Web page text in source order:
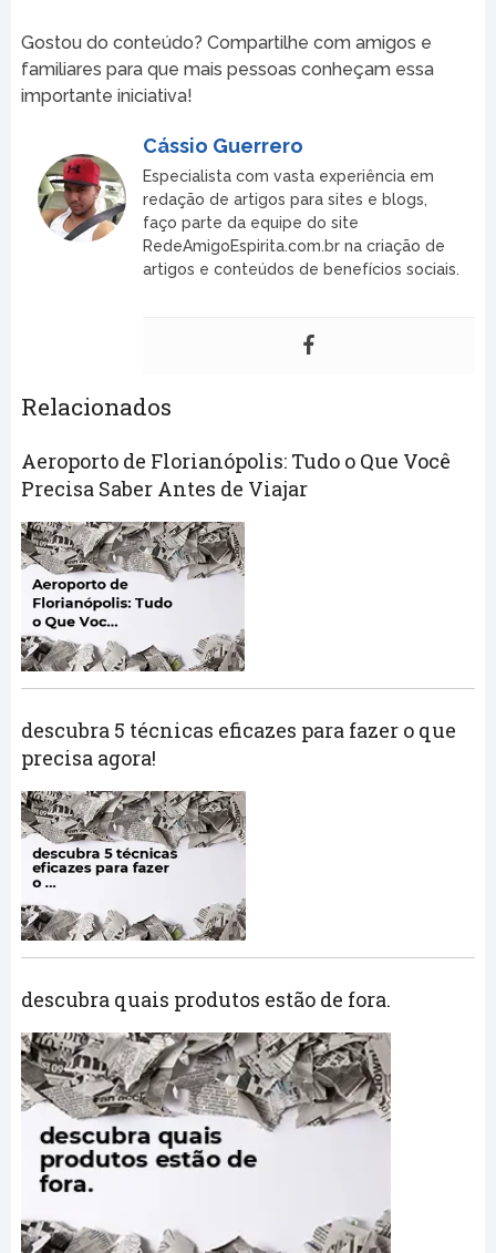
Gostou do conteúdo? Compartilhe com amigos e
familiares para que mais pessoas conheçam essa
importante iniciativa!
Cássio Guerrero
Especialista com vasta experiência em
redação de artigos para sites e blogs,
faço parte da equipe do site
RedeAmigoEspirita.com.br na criação de
artigos e conteúdos de benefícios sociais.
Relacionados
Aeroporto de Florianópolis: Tudo o Que Você
Precisa Saber Antes de Viajar
descubra 5 técnicas eficazes para fazer o que
precisa agora!
descubra quais produtos estão de fora.